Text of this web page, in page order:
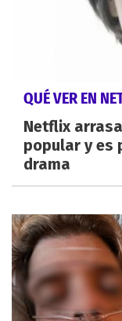
QUÉ VER EN
Netflix
popular y es
drama